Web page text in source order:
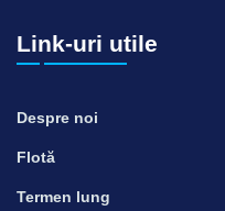
Link-uri utile
Despre noi
Flotă
Termen lung